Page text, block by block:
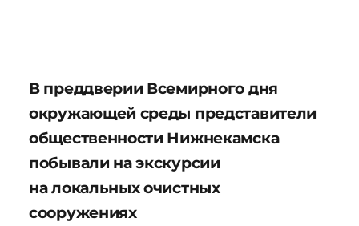
В преддверии Всемирного дня
окружающей среды представители
общественности Нижнекамска
побывали на экскурсии
на локальных очистных
сооружениях